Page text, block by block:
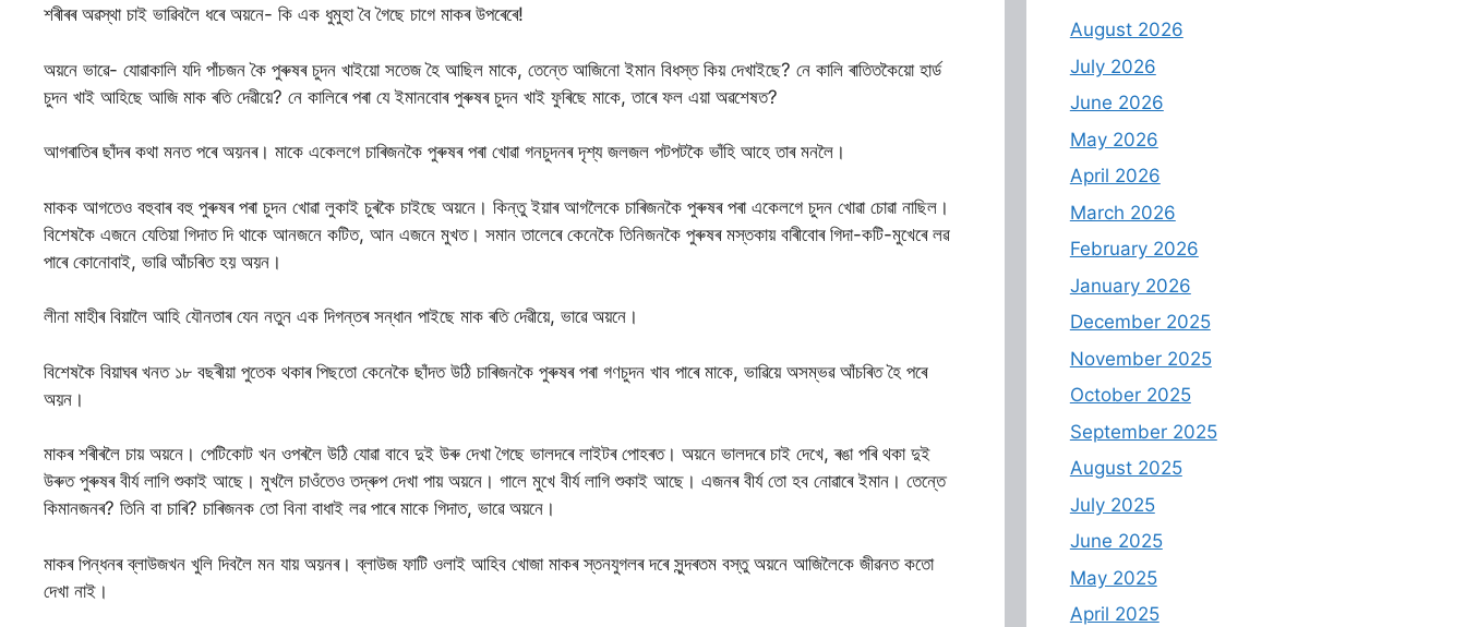
শৰীৰৰ অৱস্থা চাই ভাৱিবলৈ ধৰে অয়নে- কি এক ধুমুহা বৈ গৈছে চাগে মাকৰ উপৰেৰে!
অয়নে ভাৱে- যোৱাকালি যদি পাঁচজন কৈ পুৰুষৰ চুদন খাইয়ো সতেজ হৈ আছিল মাকে, তেন্তে আজিনো ইমান বিধস্ত কিয় দেখাইছে? নে কালি ৰাতিতকৈয়ো হাৰ্ড
চুদন খাই আহিছে আজি মাক ৰতি দেৱীয়ে? নে কালিৰে পৰা যে ইমানবোৰ পুৰুষৰ চুদন খাই ফুৰিছে মাকে, তাৰে ফল এয়া অৱশেষত?
আগৰাতিৰ ছাঁদৰ কথা মনত পৰে অয়নৰ। মাকে একেলগে চাৰিজনকৈ পুৰুষৰ পৰা খোৱা গনচুদনৰ দৃশ্য জলজল পটপটকৈ ভাঁহি আহে তাৰ মনলৈ।
মাকক আগতেও বহুবাৰ বহু পুৰুষৰ পৰা চুদন খোৱা লুকাই চুৰকৈ চাইছে অয়নে। কিন্তু ইয়াৰ আগলৈকে চাৰিজনকৈ পুৰুষৰ পৰা একেলগে চুদন খোৱা চোৱা নাছিল।
বিশেষকৈ এজনে যেতিয়া গিদাত দি থাকে আনজনে কটিত, আন এজনে মুখত। সমান তালেৰে কেনেকৈ তিনিজনকৈ পুৰুষৰ মস্তকায় বাৰীবোৰ গিদা-কটি-মুখেৰে লৱ
পাৰে কোনোবাই, ভাৱি আঁচৰিত হয় অয়ন।
লীনা মাহীৰ বিয়ালৈ আহি যৌনতাৰ যেন নতুন এক দিগন্তৰ সন্ধান পাইছে মাক ৰতি দেৱীয়ে, ভাৱে অয়নে।
বিশেষকৈ বিয়াঘৰ খনত ১৮ বছৰীয়া পুতেক থকাৰ পিছতো কেনেকৈ ছাঁদত উঠি চাৰিজনকৈ পুৰুষৰ পৰা গণচুদন খাব পাৰে মাকে, ভাৱিয়ে অসম্ভৱ আঁচৰিত হৈ পৰে
অয়ন।
মাকৰ শৰীৰলৈ চায় অয়নে। পেটিকোট খন ওপৰলৈ উঠি যোৱা বাবে দুই উৰু দেখা গৈছে ভালদৰে লাইটৰ পোহৰত। অয়নে ভালদৰে চাই দেখে, ৰঙা পৰি থকা দুই
উৰুত পুৰুষৰ বীৰ্য লাগি শুকাই আছে। মুখলৈ চাওঁতেও তদ্ৰুপ দেখা পায় অয়নে। গালে মুখে বীৰ্য লাগি শুকাই আছে। এজনৰ বীৰ্য তো হব নোৱাৰে ইমান। তেন্তে
কিমানজনৰ? তিনি বা চাৰি? চাৰিজনক তো বিনা বাধাই লৱ পাৰে মাকে গিদাত, ভাৱে অয়নে।
মাকৰ পিন্ধনৰ ব্লাউজখন খুলি দিবলৈ মন যায় অয়নৰ। ব্লাউজ ফাটি ওলাই আহিব খোজা মাকৰ স্তনযুগলৰ দৰে সুন্দৰতম বস্তু অয়নে আজিলৈকে জীৱনত কতো
দেখা নাই।
August 2026
July 2026
June 2026
May 2026
April 2026
March 2026
February 2026
January 2026
December 2025
November 2025
October 2025
September 2025
August 2025
July 2025
June 2025
May 2025
April 2025